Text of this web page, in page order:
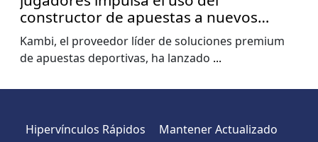
constructor de apuestas a nuevos
niveles, muestra el informe de la Copa
del Mundo de Kambi
Kambi, el proveedor líder de soluciones premium
de apuestas deportivas, ha lanzado ...
Hipervínculos Rápidos
Mantener Actualizado